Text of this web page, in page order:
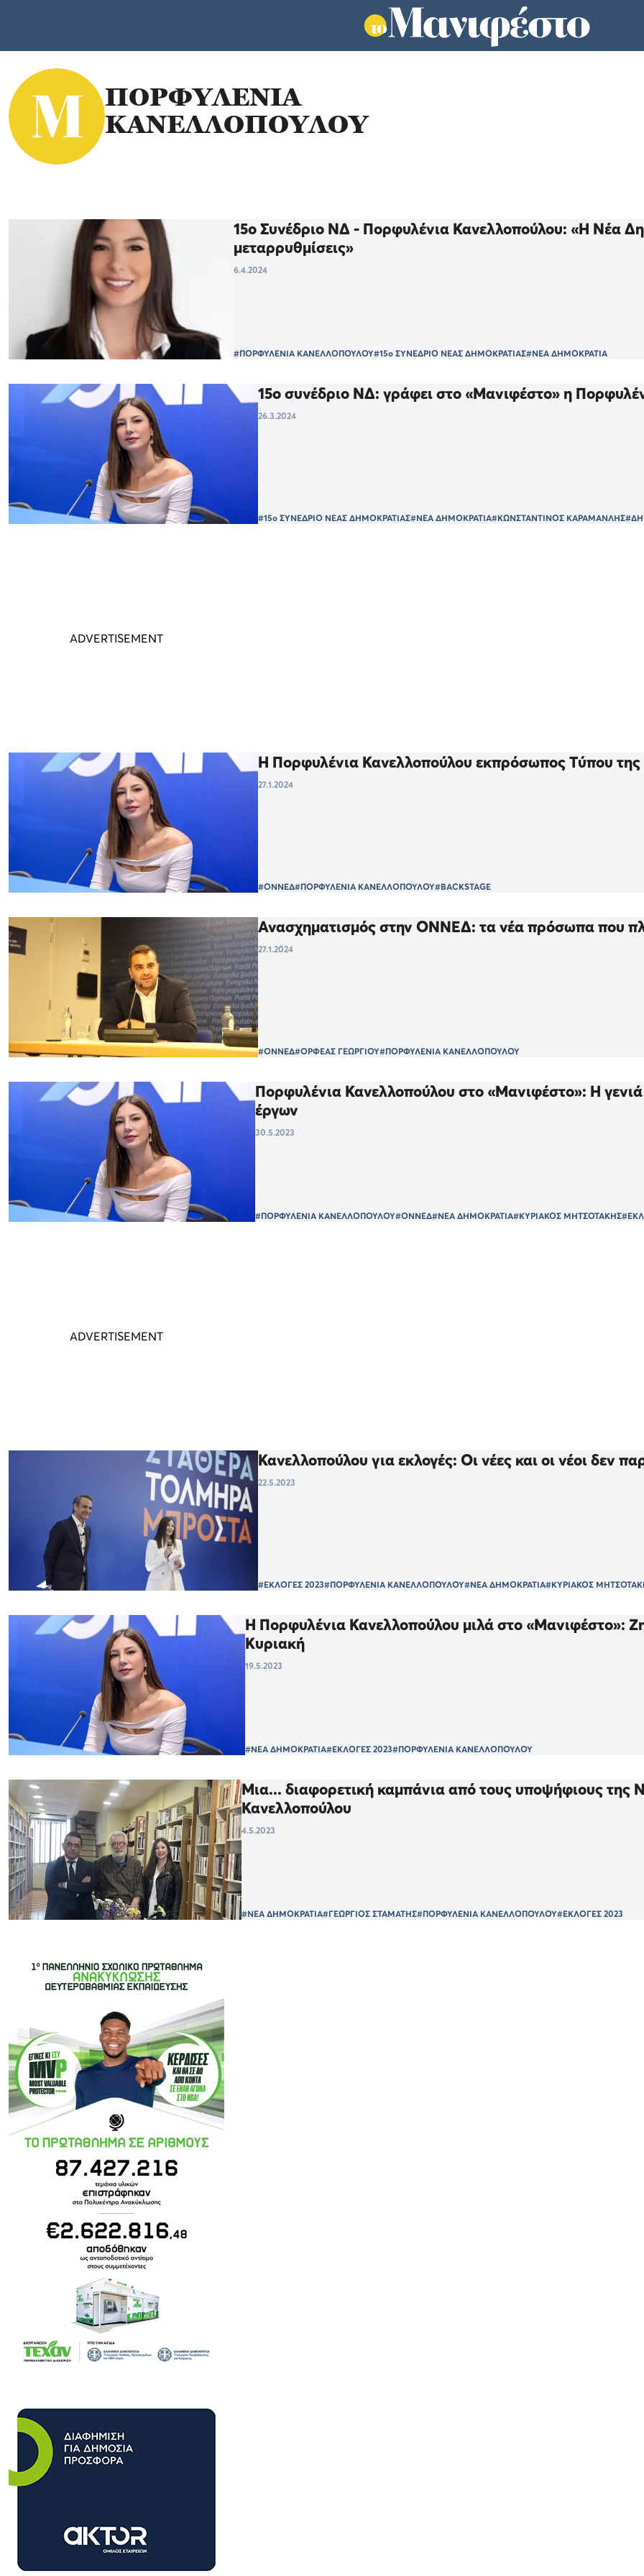
ΠΟΡΦΥΛΕΝΙΑ
ΚΑΝΕΛΛΟΠΟΥΛΟΥ
15ο Συνέδριο ΝΔ - Πορφυλένια Κανελλοπούλου: «Η Νέα
μεταρρυθμίσεις»
6.4.2024
#ΠΟΡΦΥΛΕΝΙΑ ΚΑΝΕΛΛΟΠΟΥΛΟΥ#15ο ΣΥΝΕΔΡΙΟ ΝΕΑΣ ΔΗΜΟΚΡΑΤΙΑΣ#ΝΕΑ ΔΗΜΟΚΡΑΤΙΑ
15ο συνέδριο ΝΔ: γράφει στο «Μανιφέστο» η
26.3.2024
#15ο ΣΥΝΕΔΡΙΟ ΝΕΑΣ ΔΗΜΟΚΡΑΤΙΑΣ#ΝΕΑ ΔΗΜΟΚΡΑΤΙΑ#ΚΩΝΣΤΑΝΤΙΝΟΣ ΚΑΡΑΜΑΝΛΗΣ
Η Πορφυλένια Κανελλοπούλου εκπρόσωπος Τύπου
27.1.2024
#ΟΝΝΕΔ#ΠΟΡΦΥΛΕΝΙΑ ΚΑΝΕΛΛΟΠΟΥΛΟΥ#BACKSTAGE
Ανασχηματισμός στην ΟΝΝΕΔ: τα νέα πρόσωπα που
27.1.2024
#ΟΝΝΕΔ#ΟΡΦΕΑΣ ΓΕΩΡΓΙΟΥ#ΠΟΡΦΥΛΕΝΙΑ ΚΑΝΕΛΛΟΠΟΥΛΟΥ
Πορφυλένια Κανελλοπούλου στο «Μανιφέστο»: Η γενιά
έργων
30.5.2023
#ΠΟΡΦΥΛΕΝΙΑ ΚΑΝΕΛΛΟΠΟΥΛΟΥ#ΟΝΝΕΔ#ΝΕΑ ΔΗΜΟΚΡΑΤΙΑ#ΚΥΡΙΑΚΟΣ ΜΗΤΣΟΤΑΚΗΣ
Κανελλοπούλου για εκλογές: Οι νέες και οι νέοι δεν
22.5.2023
#ΕΚΛΟΓΕΣ 2023#ΠΟΡΦΥΛΕΝΙΑ ΚΑΝΕΛΛΟΠΟΥΛΟΥ#ΝΕΑ ΔΗΜΟΚΡΑΤΙΑ#ΚΥΡΙΑΚΟΣ
H Πορφυλένια Κανελλοπούλου μιλά στο «Μανιφέστο»:
Κυριακή
19.5.2023
#ΝΕΑ ΔΗΜΟΚΡΑΤΙΑ#ΕΚΛΟΓΕΣ 2023#ΠΟΡΦΥΛΕΝΙΑ ΚΑΝΕΛΛΟΠΟΥΛΟΥ
Μια... διαφορετική καμπάνια από τους υποψήφιους της
Κανελλοπούλου
4.5.2023
#ΝΕΑ ΔΗΜΟΚΡΑΤΙΑ#ΓΕΩΡΓΙΟΣ ΣΤΑΜΑΤΗΣ#ΠΟΡΦΥΛΕΝΙΑ ΚΑΝΕΛΛΟΠΟΥΛΟΥ#ΕΚΛΟΓΕΣ 2023